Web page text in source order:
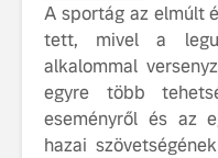
A sportág az elmúlt
tett, mivel a
alkalommal
egyre több
eseményről és az
hazai
Volvo
Lajvér
Milliók
Car UX